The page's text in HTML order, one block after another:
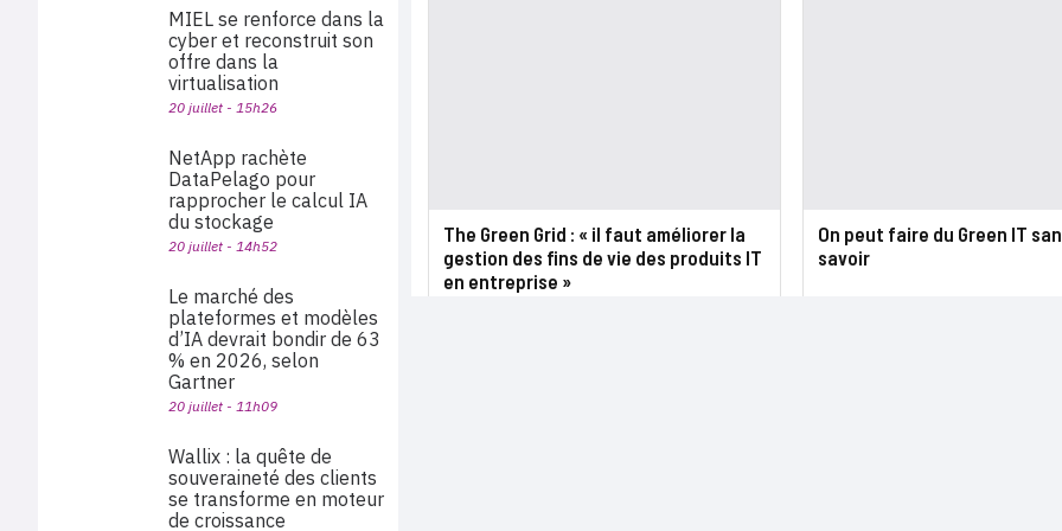
The Green Grid : « il faut améliorer la
gestion des fins de vie des produits IT
en entreprise »
On peut faire du Green IT
savoir
MIEL se renforce dans la
cyber et reconstruit son
offre dans la
virtualisation
20 juillet - 15h26
NetApp rachète
DataPelago pour
rapprocher le calcul IA
du stockage
20 juillet - 14h52
Le marché des
plateformes et modèles
d’IA devrait bondir de 63
% en 2026, selon
Gartner
20 juillet - 11h09
Wallix : la quête de
souveraineté des clients
se transforme en moteur
de croissance